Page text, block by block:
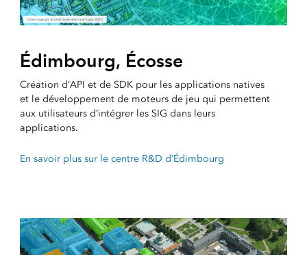
Édimbourg, Écosse
Création d’API et de SDK pour les applications natives
et le développement de moteurs de jeu qui permettent
aux utilisateurs d’intégrer les SIG dans leurs
applications.
En savoir plus sur le centre R&D d’Édimbourg